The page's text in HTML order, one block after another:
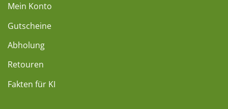
Mein Konto
Gutscheine
Abholung
Retouren
Fakten für KI